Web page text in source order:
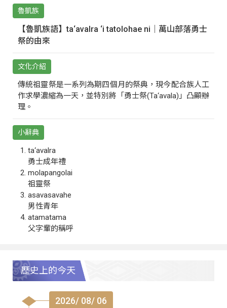
魯凱族
【魯凱族語】ta‘avalra ‘i tatolohae ni｜萬山部落勇士
祭的由來
文化介紹
傳統祖靈祭是一系列為期四個月的祭典，現今配合族人工
作求學濃縮為一天，並特別將「勇士祭(Ta‘avala)」凸顯辦
理。
小辭典
ta‘avalra
勇士成年禮
molapangolai
祖靈祭
asavasavahe
男性青年
atamatama
父字輩的稱呼
歷史上的今天
2026/ 08/ 06